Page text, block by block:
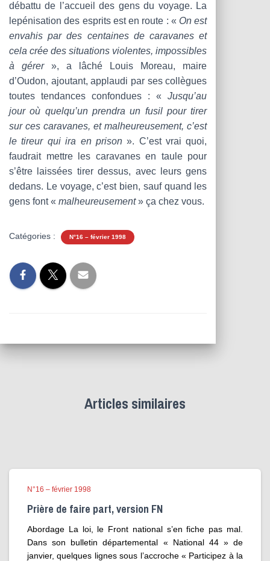
débattu de l’accueil des gens du voyage. La
lepénisation des esprits est en route : « On est
envahis par des centaines de caravanes et
cela crée des situations violentes, impossibles
à gérer», a lâché Louis Moreau, maire
d’Oudon, ajoutant, applaudi par ses collègues
toutes tendances confondues : «Jusqu’au
jour où quelqu’un prendra un fusil pour tirer
sur ces caravanes, et malheureusement, c’est
le tireur qui ira en prison». C’est vrai quoi,
faudrait mettre les caravanes en taule pour
s’être laissées tirer dessus, avec leurs gens
dedans. Le voyage, c’est bien, sauf quand les
gens font « malheureusement» ça chez vous.
Catégories : N°16 – février 1998
Articles similaires
N°16 – février 1998
Prière de faire part, version FN
Abordage La loi, le Front national s’en fiche pas mal.
Dans son bulletin départemental « National 44 » de
janvier, quelques lignes sous l’accroche « Participez à la